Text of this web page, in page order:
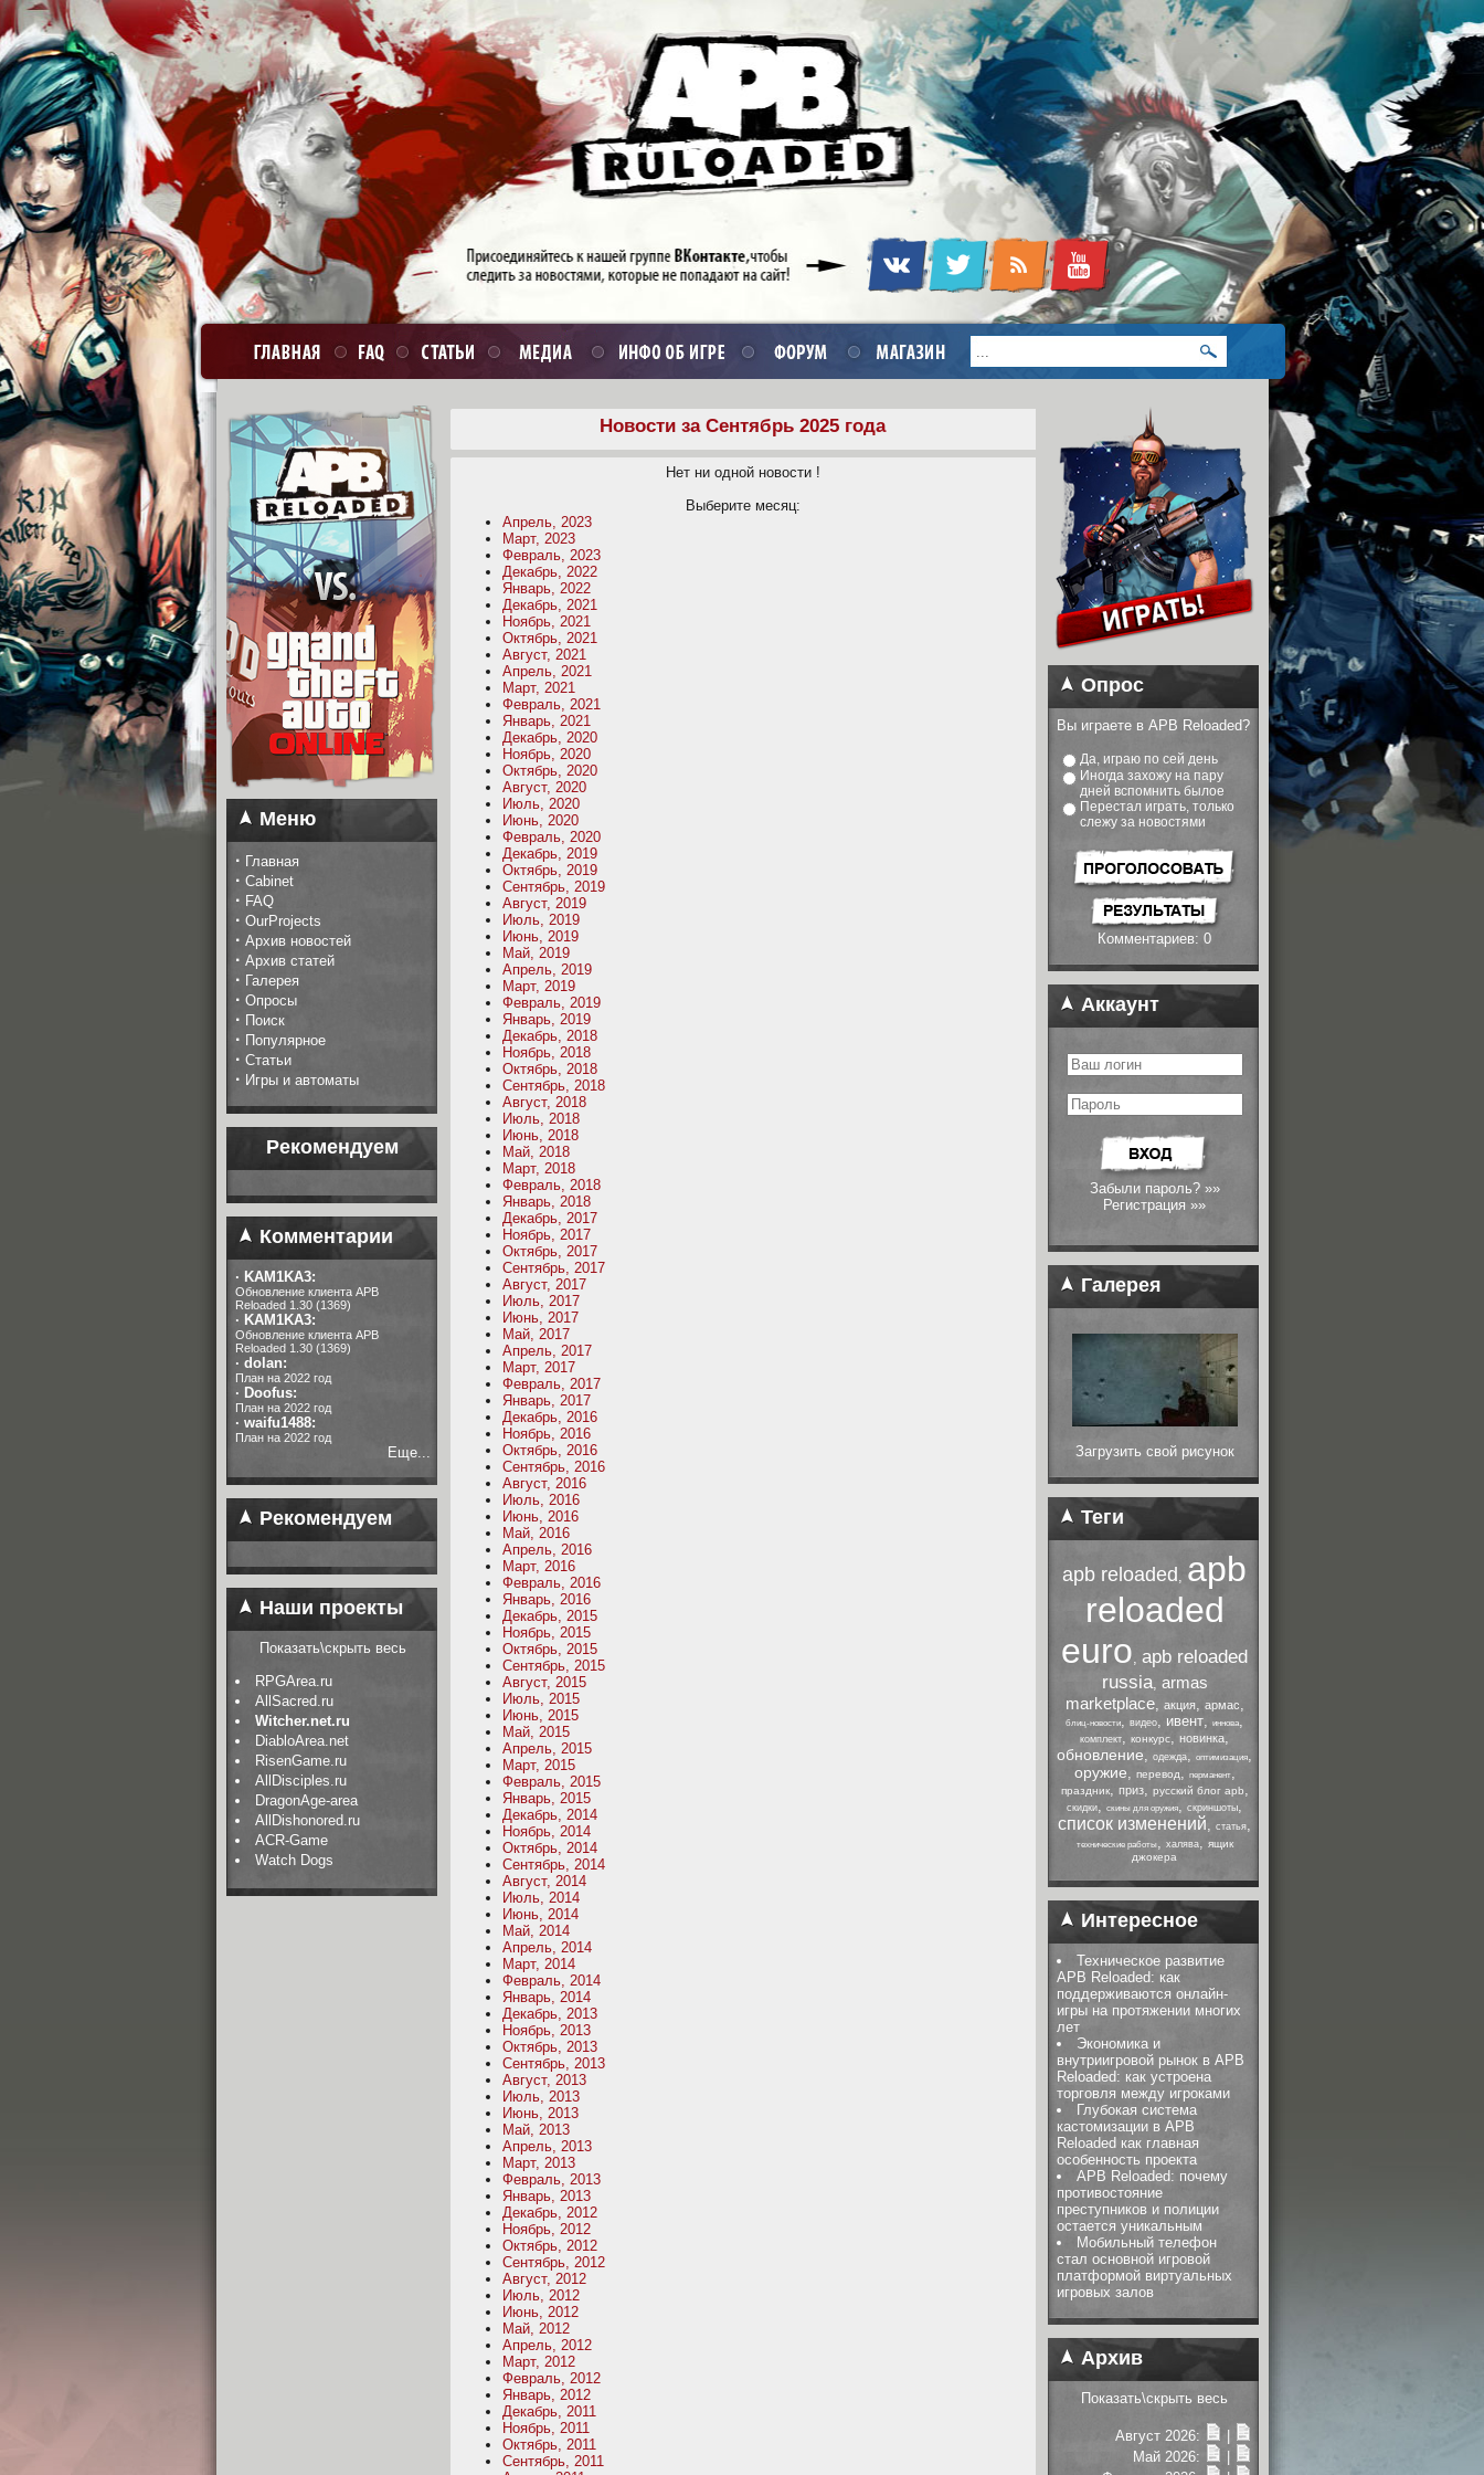
Меню
· Главная
· Cabinet
· FAQ
· OurProjects
· Архив новостей
· Архив статей
· Галерея
· Опросы
· Поиск
· Популярное
· Статьи
· Игры и автоматы
Рекомендуем
Комментарии
· KAM1KA3:
Обновление клиента APB
Reloaded 1.30 (1369)
· KAM1KA3:
Обновление клиента APB
Reloaded 1.30 (1369)
· dolan:
План на 2022 год
· Doofus:
План на 2022 год
· waifu1488:
План на 2022 год
Еще...
Рекомендуем
Наши проекты
Показать\скрыть весь
RPGArea.ru
AllSacred.ru
Witcher.net.ru
DiabloArea.net
RisenGame.ru
AllDisciples.ru
DragonAge-area
AllDishonored.ru
ACR-Game
Watch Dogs
Новости за Сентябрь 2025 года
Нет ни одной новости !
Выберите месяц:
Апрель, 2023
Март, 2023
Февраль, 2023
Декабрь, 2022
Январь, 2022
Декабрь, 2021
Ноябрь, 2021
Октябрь, 2021
Август, 2021
Апрель, 2021
Март, 2021
Февраль, 2021
Январь, 2021
Декабрь, 2020
Ноябрь, 2020
Октябрь, 2020
Август, 2020
Июль, 2020
Июнь, 2020
Февраль, 2020
Декабрь, 2019
Октябрь, 2019
Сентябрь, 2019
Август, 2019
Июль, 2019
Июнь, 2019
Май, 2019
Апрель, 2019
Март, 2019
Февраль, 2019
Январь, 2019
Декабрь, 2018
Ноябрь, 2018
Октябрь, 2018
Сентябрь, 2018
Август, 2018
Июль, 2018
Июнь, 2018
Май, 2018
Март, 2018
Февраль, 2018
Январь, 2018
Декабрь, 2017
Ноябрь, 2017
Октябрь, 2017
Сентябрь, 2017
Август, 2017
Июль, 2017
Июнь, 2017
Май, 2017
Апрель, 2017
Март, 2017
Февраль, 2017
Январь, 2017
Декабрь, 2016
Ноябрь, 2016
Октябрь, 2016
Сентябрь, 2016
Август, 2016
Июль, 2016
Июнь, 2016
Май, 2016
Апрель, 2016
Март, 2016
Февраль, 2016
Январь, 2016
Декабрь, 2015
Ноябрь, 2015
Октябрь, 2015
Сентябрь, 2015
Август, 2015
Июль, 2015
Июнь, 2015
Май, 2015
Апрель, 2015
Март, 2015
Февраль, 2015
Январь, 2015
Декабрь, 2014
Ноябрь, 2014
Октябрь, 2014
Сентябрь, 2014
Август, 2014
Июль, 2014
Июнь, 2014
Май, 2014
Апрель, 2014
Март, 2014
Февраль, 2014
Январь, 2014
Декабрь, 2013
Ноябрь, 2013
Октябрь, 2013
Сентябрь, 2013
Август, 2013
Июль, 2013
Июнь, 2013
Май, 2013
Апрель, 2013
Март, 2013
Февраль, 2013
Январь, 2013
Декабрь, 2012
Ноябрь, 2012
Октябрь, 2012
Сентябрь, 2012
Август, 2012
Июль, 2012
Июнь, 2012
Май, 2012
Апрель, 2012
Март, 2012
Февраль, 2012
Январь, 2012
Декабрь, 2011
Ноябрь, 2011
Октябрь, 2011
Сентябрь, 2011
Опрос
Вы играете в APB Reloaded?
Да, играю по сей день
Иногда захожу на пару
дней вспомнить былое
Перестал играть, только
слежу за новостями
Комментариев: 0
Аккаунт
Забыли пароль? »»
Регистрация »»
Галерея
Загрузить свой рисунок
Теги
apb reloaded , apb
reloaded
euro, apb reloaded
russia, armas
marketplace, акция, армас,
блиц-новости, видео, ивент, иннова,
комплект, конкурс, новинка,
обновление, одежда, оптимизация,
оружие, перевод, перманент,
праздник, приз, русский блог apb,
скидки, скины для оружия, скриншоты,
список изменений, статья,
технические работы, халява, ящик
джокера
Интересное
Техническое развитие
APB Reloaded: как
поддерживаются онлайн-
игры на протяжении многих
лет
Экономика и
внутриигровой рынок в APB
Reloaded: как устроена
торговля между игроками
Глубокая система
кастомизации в APB
Reloaded как главная
особенность проекта
APB Reloaded: почему
противостояние
преступников и полиции
остается уникальным
Мобильный телефон
стал основной игровой
платформой виртуальных
игровых залов
Архив
Показать\скрыть весь
Август 2026:
Май 2026: